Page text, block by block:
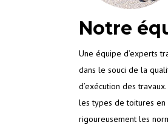
Notre
Une équipe d’experts
dans le souci de la
d’exécution des
les types de toitures en
rigoureusement les